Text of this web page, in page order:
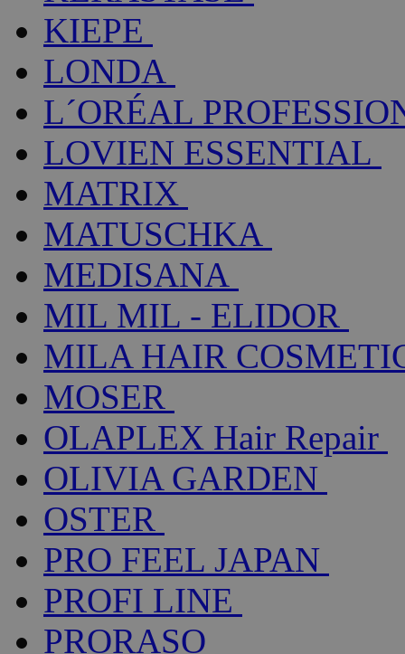
KIEPE
LONDA
L´ORÉAL
LOVIEN ESSENTIAL
MATRIX
MATUSCHKA
MEDISANA
MIL MIL - ELIDOR
MILA HAIR
MOSER
OLAPLEX Hair Repair
OLIVIA GARDEN
OSTER
PRO FEEL JAPAN
PROFI LINE
PRORASO